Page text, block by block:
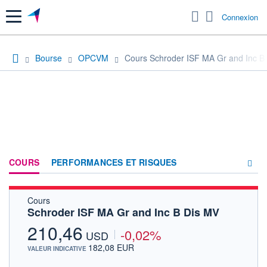
Menu Connexion
Bourse OPCVM Cours Schroder ISF MA Gr and Inc B
COURS PERFORMANCES ET RISQUES
Cours
Schroder ISF MA Gr and Inc B Dis MV
210,46 USD -0,02%
VALEUR INDICATIVE 182,08 EUR